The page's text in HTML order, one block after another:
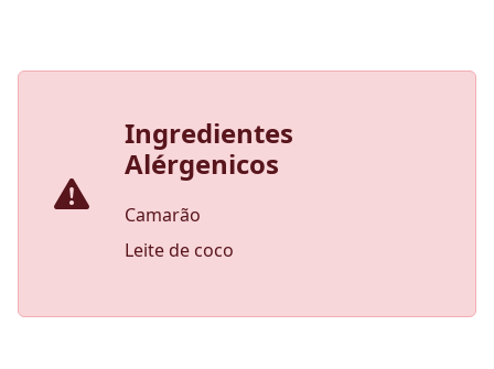
Ingredientes
Alérgenicos
Camarão
Leite de coco